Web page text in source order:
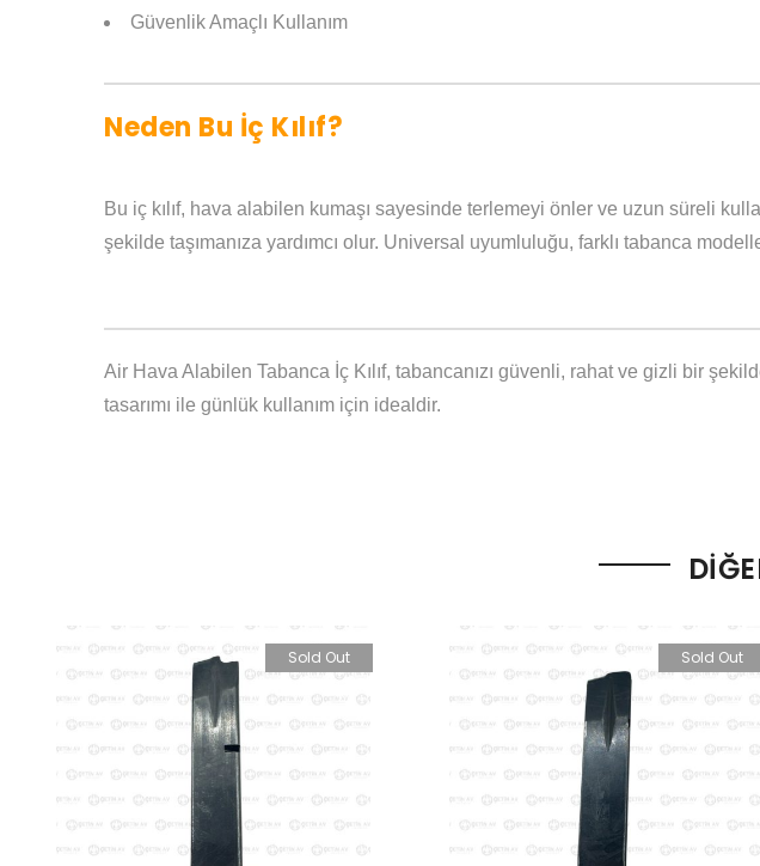
Güvenlik Amaçlı Kullanım
Neden Bu İç Kılıf?
Bu iç kılıf, hava alabilen kumaşı sayesinde terlemeyi önler ve uzun süreli
şekilde taşımanıza yardımcı olur. Universal uyumluluğu, farklı tabanca
Air Hava Alabilen Tabanca İç Kılıf, tabancanızı güvenli, rahat ve gizli bir
tasarımı ile günlük kullanım için idealdir.
Sold Out Sold Out